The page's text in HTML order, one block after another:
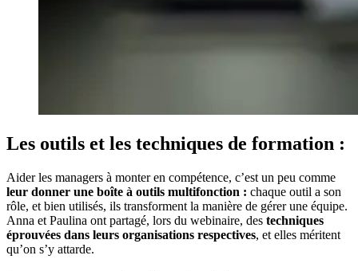
Les outils et les techniques de formation :
Aider les managers à monter en compétence, c’est un peu comme
leur donner une boîte à outils multifonction : chaque outil a son
rôle, et bien utilisés, ils transforment la manière de gérer une équipe.
Anna et Paulina ont partagé, lors du webinaire, des techniques
éprouvées dans leurs organisations respectives, et elles méritent
qu’on s’y attarde.